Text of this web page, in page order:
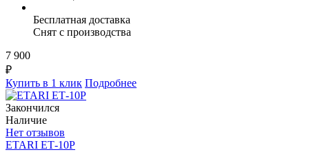
Бесплатная доставка
Снят с производства
7 900
₽
Купить в 1 клик Подробнее
Закончился
Наличие
Нет отзывов
ETARI ЕТ-10Р